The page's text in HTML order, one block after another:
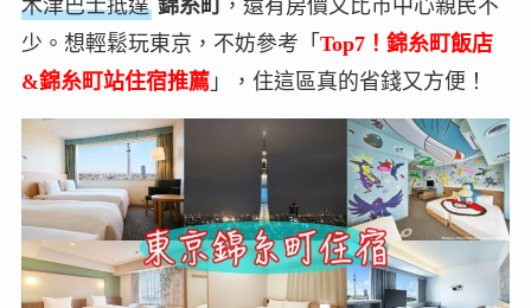
木津巴士抵達 錦糸町，還有房價又比市中心親民不
少。想輕鬆玩東京，不妨參考「 Top7！錦糸町飯店
&錦糸町站住宿推薦」，住這區真的省錢又方便！